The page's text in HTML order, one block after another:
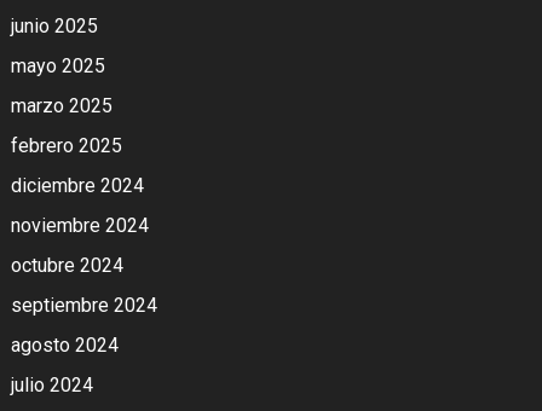
junio 2025
mayo 2025
marzo 2025
febrero 2025
diciembre 2024
noviembre 2024
octubre 2024
septiembre 2024
agosto 2024
julio 2024